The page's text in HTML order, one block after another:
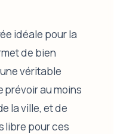
idéale pour la
de bien
véritable
prévoir au moins
la ville, et de
libre pour ces